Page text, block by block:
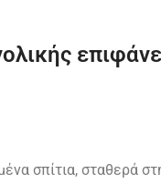
σπίτια, σταθερά